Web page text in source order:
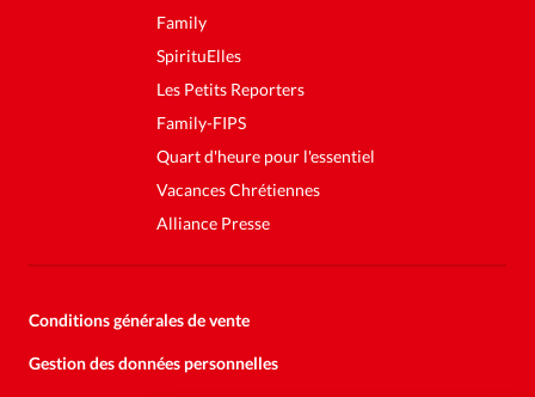
Family
SpirituElles
Les Petits Reporters
Family-FIPS
Quart d'heure pour l'essentiel
Vacances Chrétiennes
Alliance Presse
Conditions générales de vente
Gestion des données personnelles